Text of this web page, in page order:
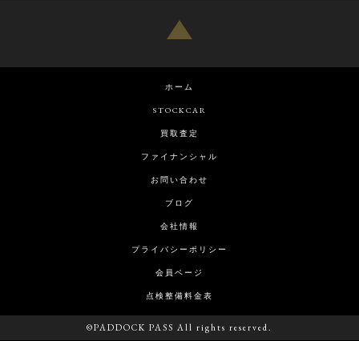
ホーム
STOCKCAR
買取査定
ファイナンシャル
お問い合わせ
ブログ
会社情報
プライバシーポリシー
会員ページ
点検整備料金表
©PADDOCK PASS All rights reserved.